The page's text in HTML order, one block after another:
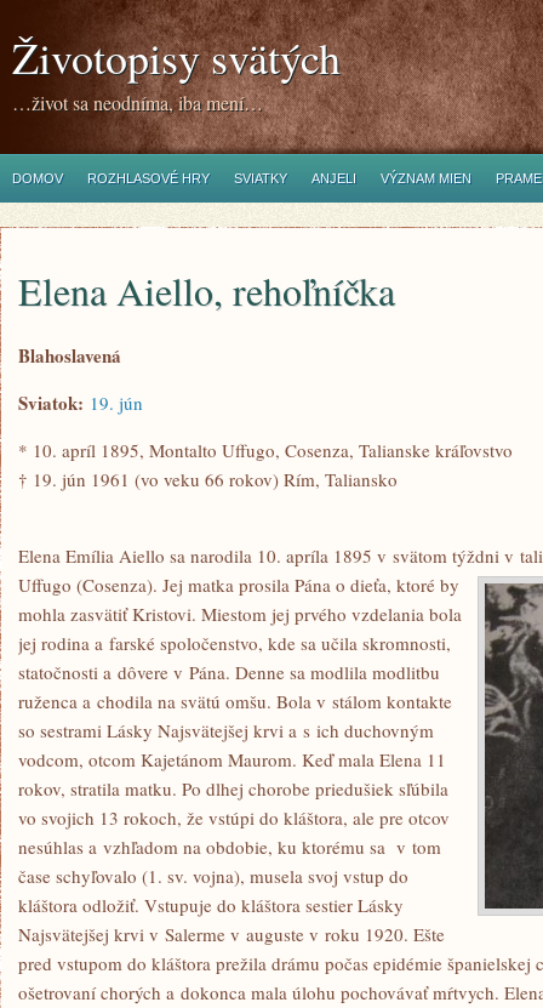
Životopisy svätých
…život sa neodníma, iba mení…
DOMOV ROZHLASOVÉ HRY SVIATKY ANJELI VÝZNAM MIEN
Elena Aiello, rehoľníčka
Blahoslavená
Sviatok: 19. jún
* 10. apríl 1895, Montalto Uffugo, Cosenza, Talianske kráľovstvo
† 19. jún 1961 (vo veku 66 rokov) Rím, Taliansko
Elena Emília Aiello sa narodila 10. apríla 1895 v svätom týždni v
Uffugo (Cosenza). Jej matka prosila Pána o dieťa, ktoré by
mohla zasvätiť Kristovi. Miestom jej prvého vzdelania bola
jej rodina a farské spoločenstvo, kde sa učila skromnosti,
statočnosti a dôvere v Pána. Denne sa modlila modlitbu
ruženca a chodila na svätú omšu. Bola v stálom kontakte
so sestrami Lásky Najsvätejšej krvi a s ich duchovným
vodcom, otcom Kajetánom Maurom. Keď mala Elena 11
rokov, stratila matku. Po dlhej chorobe priedušiek sľúbila
vo svojich 13 rokoch, že vstúpi do kláštora, ale pre otcov
nesúhlas a vzhľadom na obdobie, ku ktorému sa v tom
čase schyľovalo (1. sv. vojna), musela svoj vstup do
kláštora odložiť. Vstupuje do kláštora sestier Lásky
Najsvätejšej krvi v Salerme v auguste v roku 1920. Ešte
pred vstupom do kláštora prežila drámu počas epidémie španielskej
ošetrovaní chorých a dokonca mala úlohu pochovávať mŕtvych.